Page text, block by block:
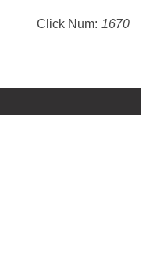
Click Num: 1670